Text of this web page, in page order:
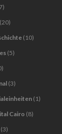
(20)
(10)
(5)
(3)
(1)
Cairo (8)
(3)